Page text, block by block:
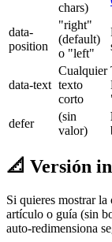
chars)
data-
position
"right"
(default)
o "left"
data-text
Cualquier
texto
corto
defer
(sin
valor)
📐 Versión
Si quieres mostrar la
artículo o guía (sin
auto-redimensiona